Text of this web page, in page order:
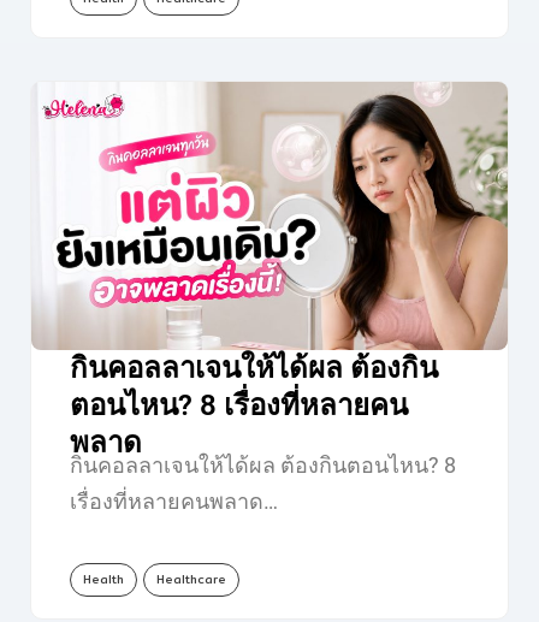
กินคอลลาเจนให้ได้ผล ต้องกิน
ตอนไหน? 8 เรื่องที่หลายคน
พลาด
กินคอลลาเจนให้ได้ผล ต้องกินตอนไหน? 8
เรื่องที่หลายคนพลาด…
Health Healthcare